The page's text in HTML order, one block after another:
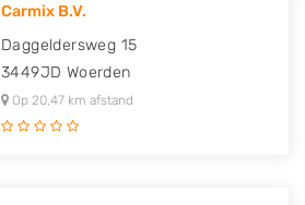
Carmix B.V.
Daggeldersweg 15
3449JD Woerden
Op 20,47 km afstand